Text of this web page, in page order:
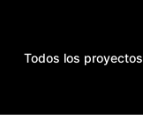
Todos los proyectos